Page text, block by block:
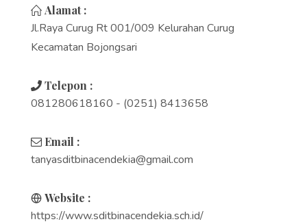
Alamat :
Jl.Raya Curug Rt 001/009 Kelurahan Curug
Kecamatan Bojongsari
Telepon :
081280618160 - (0251) 8413658
Email :
tanyasditbinacendekia@gmail.com
Website :
https://www.sditbinacendekia.sch.id/